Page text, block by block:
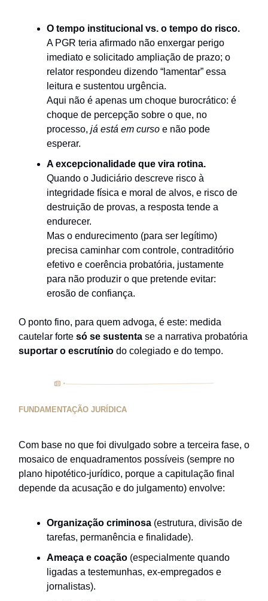
O tempo institucional vs. o tempo do risco.
A PGR teria afirmado não enxergar perigo
imediato e solicitado ampliação de prazo; o
relator respondeu dizendo “lamentar” essa
leitura e sustentou urgência.
Aqui não é apenas um choque burocrático: é
choque de percepção sobre o que, no
processo, já está em curso e não pode
esperar.
A excepcionalidade que vira rotina.
Quando o Judiciário descreve risco à
integridade física e moral de alvos, e risco de
destruição de provas, a resposta tende a
endurecer.
Mas o endurecimento (para ser legítimo)
precisa caminhar com controle, contraditório
efetivo e coerência probatória, justamente
para não produzir o que pretende evitar:
erosão de confiança.
O ponto fino, para quem advoga, é este: medida
cautelar forte só se sustenta se a narrativa probatória
suportar o escrutínio do colegiado e do tempo.
FUNDAMENTAÇÃO JURÍDICA
Com base no que foi divulgado sobre a terceira fase, o
mosaico de enquadramentos possíveis (sempre no
plano hipotético-jurídico, porque a capitulação final
depende da acusação e do julgamento) envolve:
Organização criminosa (estrutura, divisão de
tarefas, permanência e finalidade).
Ameaça e coação (especialmente quando
ligadas a testemunhas, ex-empregados e
jornalistas).